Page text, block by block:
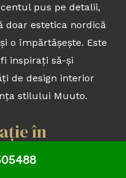
pus pe detalii,
doar estetica nordică
o împărtășește. Este
inspirați să-și
de design interior
stilului Muuto.
în
Skype